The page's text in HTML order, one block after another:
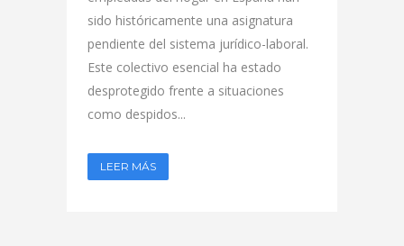
sido históricamente una asignatura
pendiente del sistema jurídico-laboral.
Este colectivo esencial ha estado
desprotegido frente a situaciones
como despidos...
LEER MÁS